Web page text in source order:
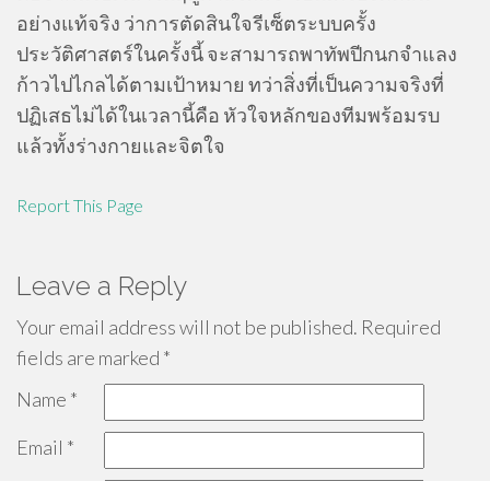
อย่างแท้จริง ว่าการตัดสินใจรีเซ็ตระบบครั้ง
ประวัติศาสตร์ในครั้งนี้ จะสามารถพาทัพปีกนกจำแลง
ก้าวไปไกลได้ตามเป้าหมาย ทว่าสิ่งที่เป็นความจริงที่
ปฏิเสธไม่ได้ในเวลานี้คือ หัวใจหลักของทีมพร้อมรบ
แล้วทั้งร่างกายและจิตใจ
Report This Page
Leave a Reply
Your email address will not be published. Required
fields are marked *
Name *
Email *